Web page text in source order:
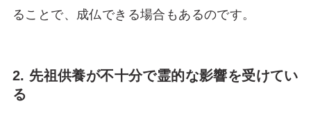
ることで、成仏できる場合もあるのです。
2. 先祖供養が不十分で霊的な影響を受けてい
る